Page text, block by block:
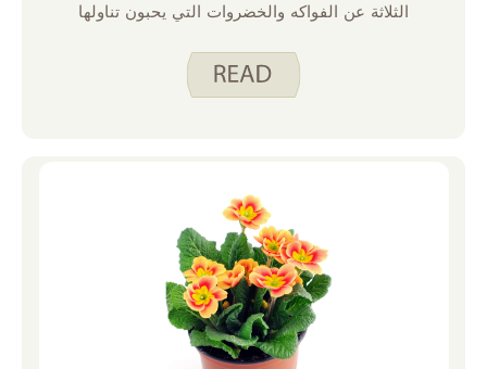
الثلاثة عن الفواكه والخضروات التي يحبون تناولها
حديقة صغيرة في منزلنا وإمكانية الوصول إلى
حدائق أكبر في منازل الجد والجدة ، والتي